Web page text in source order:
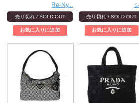
Re-Ny...
売り切れ / SOLD OUT 売り切れ / SOLD OUT